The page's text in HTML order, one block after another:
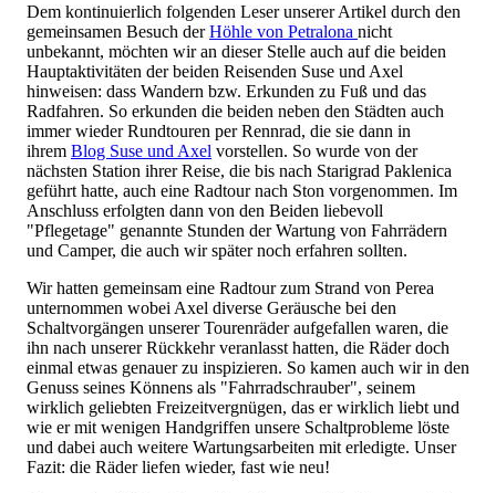
Dem kontinuierlich folgenden Leser unserer Artikel durch den
gemeinsamen Besuch derHöhle von Petralona nicht
unbekannt, möchten wir an dieser Stelle auch auf die beiden
Hauptaktivitäten der beiden Reisenden Suse und Axel
hinweisen: dass Wandern bzw. Erkunden zu Fuß und das
Radfahren. So erkunden die beiden neben den Städten auch
immer wieder Rundtouren per Rennrad, die sie dann in
ihrem Blog Suse und Axel vorstellen. So wurde von der
nächsten Station ihrer Reise, die bis nach Starigrad Paklenica
geführt hatte, auch eine Radtour nach Ston vorgenommen. Im
Anschluss erfolgten dann von den Beiden liebevoll
"Pflegetage" genannte Stunden der Wartung von Fahrrädern
und Camper, die auch wir später noch erfahren sollten.
Wir hatten gemeinsam eine Radtour zum Strand von Perea
unternommen wobei Axel diverse Geräusche bei den
Schaltvorgängen unserer Tourenräder aufgefallen waren, die
ihn nach unserer Rückkehr veranlasst hatten, die Räder doch
einmal etwas genauer zu inspizieren. So kamen auch wir in den
Genuss seines Könnens als "Fahrradschrauber", seinem
wirklich geliebten Freizeitvergnügen, das er wirklich liebt und
wie er mit wenigen Handgriffen unsere Schaltprobleme löste
und dabei auch weitere Wartungsarbeiten mit erledigte. Unser
Fazit: die Räder liefen wieder, fast wie neu!